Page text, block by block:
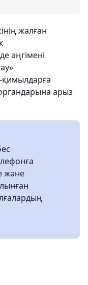
жалған
әңгімені
арыз
және